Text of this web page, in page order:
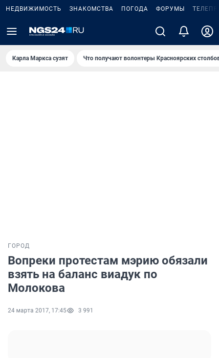
НЕДВИЖИМОСТЬ ЗНАКОМСТВА ПОГОДА ФОРУМЫ
Карла Маркса сузят Что получают волонтеры Красноярских
ГОРОД
Вопреки протестам мэрию обязали
взять на баланс виадук по
Молокова
24 марта 2017, 17:45 3 991